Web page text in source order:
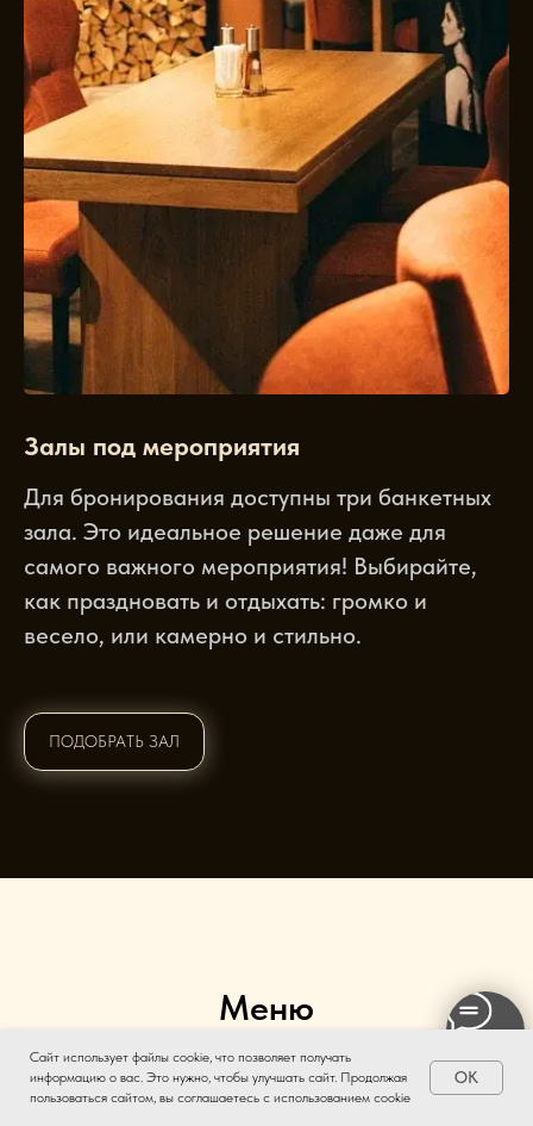
Залы под мероприятия
Для бронирования доступны три банкетных
зала. Это идеальное решение даже для
самого важного мероприятия! Выбирайте,
как праздновать и отдыхать: громко и
весело, или камерно и стильно.
ПОДОБРАТЬ ЗАЛ
Меню
Сайт использует файлы cookie, что позволяет получать
информацию о вас. Это нужно, чтобы улучшать сайт. Продолжая
пользоваться сайтом, вы соглашаетесь с использованием cookie
OK